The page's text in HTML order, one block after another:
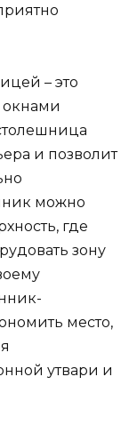
– это
окнами
и позволит
можно
где
зону
место,
утвари и